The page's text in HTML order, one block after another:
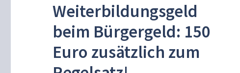
Weiterbildungsgeld
beim Bürgergeld: 150
Euro zusätzlich zum